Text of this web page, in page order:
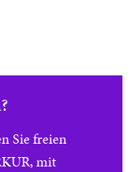
Sie freien
mit